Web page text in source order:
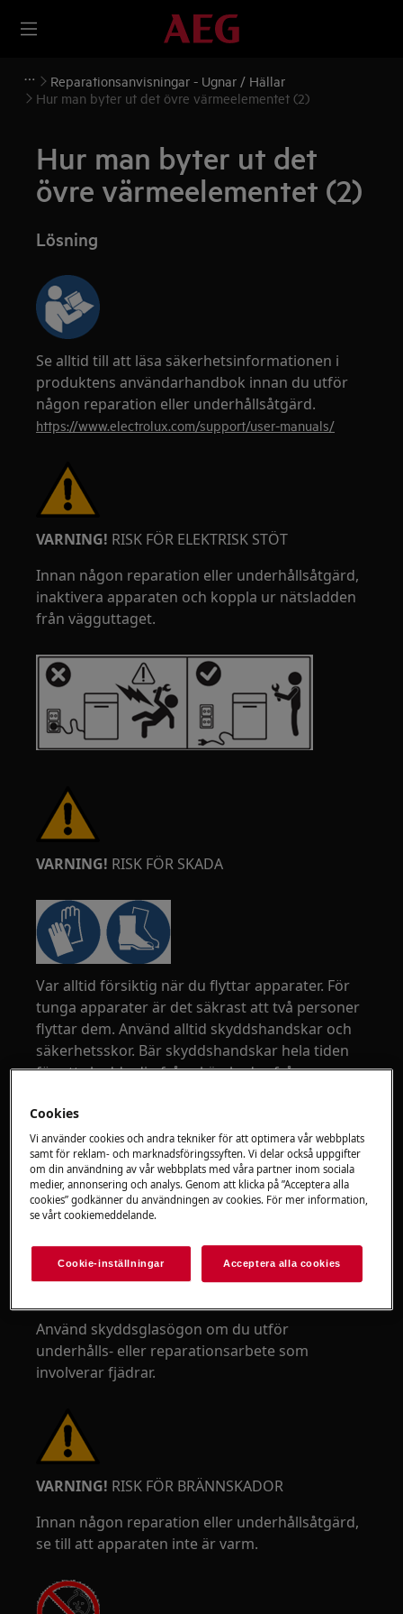
Reparationsanvisningar - Ugnar / Hällar
Hur man byter ut det övre värmeelementet (2)
Hur man byter ut det
övre värmeelementet (2)
Lösning
Se alltid till att läsa säkerhetsinformationen i
produktens användarhandbok innan du utför
någon reparation eller underhållsåtgärd.
https://www.electrolux.com/support/user-manuals/
VARNING! RISK FÖR ELEKTRISK STÖT
Innan någon reparation eller underhållsåtgärd,
inaktivera apparaten och koppla ur nätsladden
från vägguttaget.
VARNING! RISK FÖR SKADA
Var alltid försiktig när du flyttar apparater. För
tunga apparater är det säkrast att två personer
flyttar dem. Använd alltid skyddshandskar och
säkerhetsskor. Bär skyddshandskar hela tiden
för att skydda dig från skärskador från vassa
VARNING!RISK FÖR ÖGONSKADA
Använd skyddsglasögon om du utför
underhålls- eller reparationsarbete som
involverar fjädrar.
VARNING! RISK FÖR BRÄNNSKADOR
Innan någon reparation eller underhållsåtgärd,
se till att apparaten inte är varm.
Cookies
Vi använder cookies och andra tekniker för att optimera vår webbplats
samt för reklam- och marknadsföringssyften. Vi delar också uppgifter
om din användning av vår webbplats med våra partner inom sociala
medier, annonsering och analys. Genom att klicka på ”Acceptera alla
cookies” godkänner du användningen av cookies. För mer information,
se vårt cookiemeddelande.
Cookie-inställningar Acceptera alla cookies